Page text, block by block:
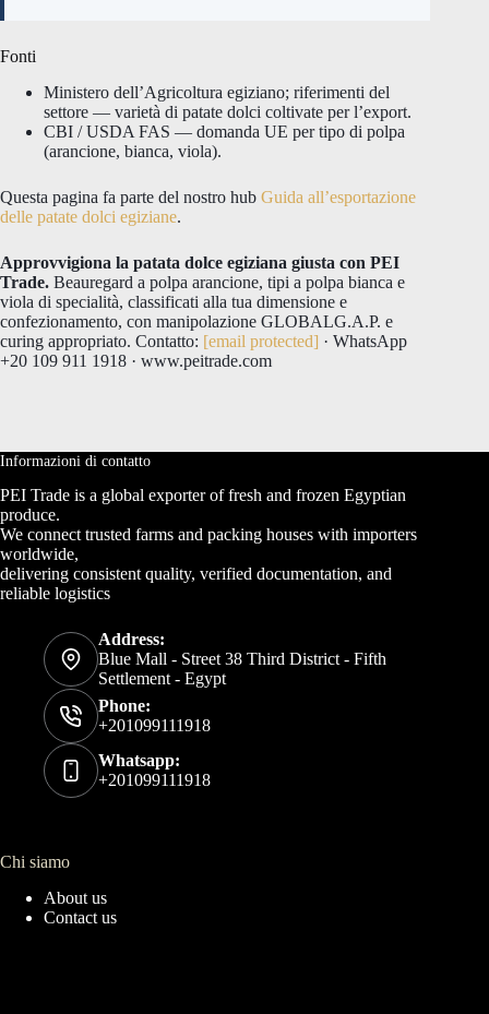
Fonti
Ministero dell’Agricoltura egiziano; riferimenti del
settore — varietà di patate dolci coltivate per l’export.
CBI / USDA FAS — domanda UE per tipo di polpa
(arancione, bianca, viola).
Questa pagina fa parte del nostro hub Guida all’esportazione
delle patate dolci egiziane.
Approvvigiona la patata dolce egiziana giusta con PEI
Trade. Beauregard a polpa arancione, tipi a polpa bianca e
viola di specialità, classificati alla tua dimensione e
confezionamento, con manipolazione GLOBALG.A.P. e
curing appropriato. Contatto: [email protected] · WhatsApp
+20 109 911 1918 · www.peitrade.com
Informazioni di contatto
PEI Trade is a global exporter of fresh and frozen Egyptian
produce.
We connect trusted farms and packing houses with importers
worldwide,
delivering consistent quality, verified documentation, and
reliable logistics
Address:
Blue Mall - Street 38 Third District - Fifth
Settlement - Egypt
Phone:
+201099111918
Whatsapp:
+201099111918
Chi siamo
About us
Contact us